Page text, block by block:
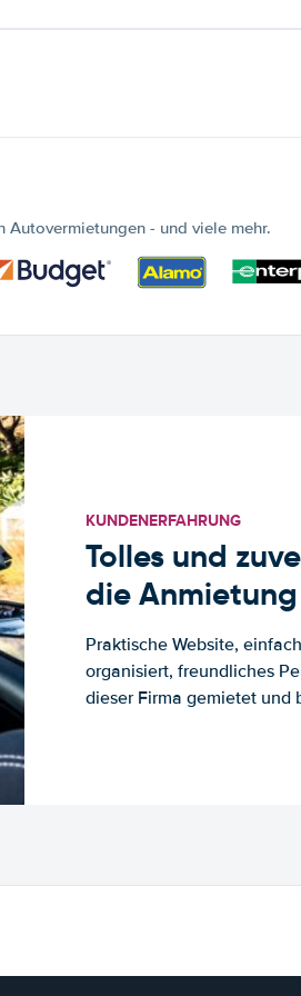
Autovermietungen - und viele mehr.
KUNDENERFAHRUNG
Tolles und
die
Praktische Website,
organisiert, freundliches
dieser Firma gemietet und